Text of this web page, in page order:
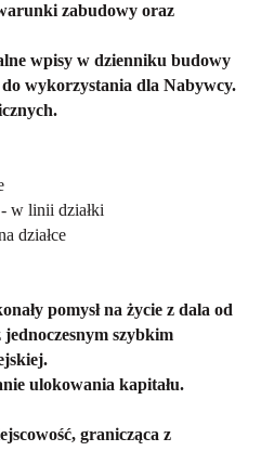
zabudowy oraz
wpisy w dzienniku budowy
wykorzystania dla Nabywcy.
w linii działki
działce
pomysł na życie z dala od
szybkim
ulokowania kapitału.
granicząca z